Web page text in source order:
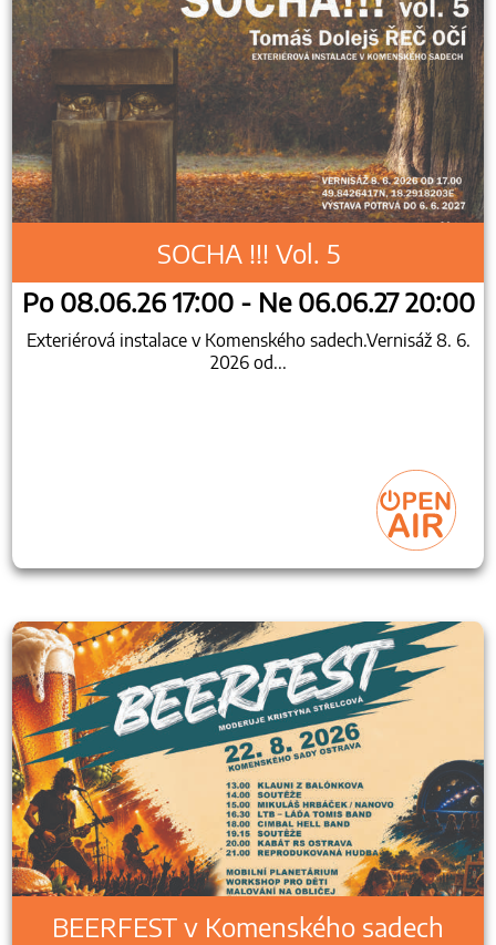
SOCHA !!! Vol. 5
Po 08.06.26 17:00 - Ne 06.06.27 20:00
Exteriérová instalace v Komenského sadech.Vernisáž 8. 6.
2026 od...
BEERFEST v Komenského sadech